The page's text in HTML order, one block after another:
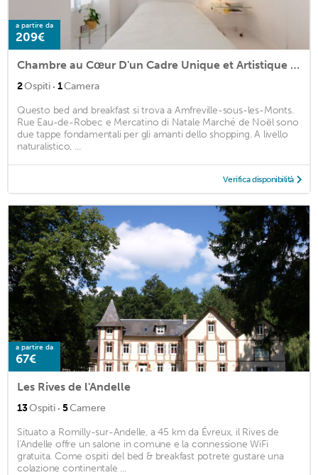
a partire da
209€
Chambre au Cœur D'un Cadre Unique et Artistique - Ward
2Ospiti · 1Camera
Questo bed and breakfast si trova a Amfreville-sous-les-Monts.
Rue Eau-de-Robec e Mercatino di Natale Marché de Noël sono
due tappe fondamentali per gli amanti dello shopping. A livello
naturalistico, ...
Verifica disponibilità
a partire da
67€
Les Rives de l'Andelle
13Ospiti · 5Camere
Situato a Romilly-sur-Andelle, a 45 km da Évreux, il Rives de
l'Andelle offre un salone in comune e la connessione WiFi
gratuita. Come ospiti del bed & breakfast potrete gustare una
colazione continentale ...